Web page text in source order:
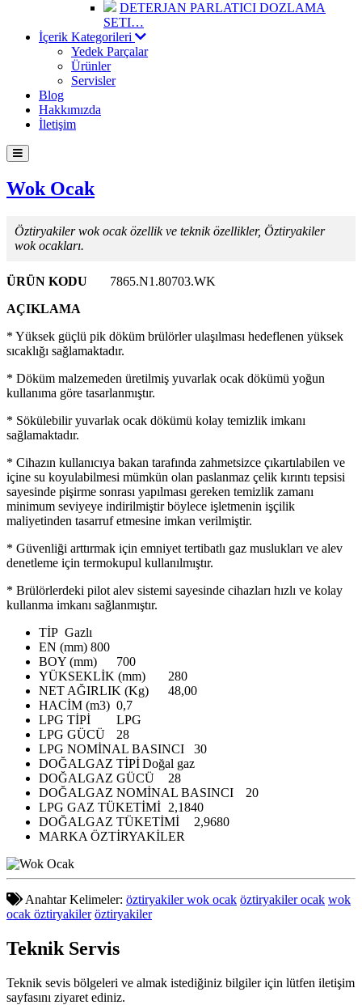
DETERJAN PARLATICI DOZLAMA
SETI…
İçerik Kategorileri
Yedek Parçalar
Ürünler
Servisler
Blog
Hakkımızda
İletişim
Wok Ocak
Öztiryakiler wok ocak özellik ve teknik özellikler, Öztiryakiler
wok ocakları.
ÜRÜN KODU
7865.N1.80703.WK
AÇIKLAMA
* Yüksek güçlü pik döküm brülörler ulaşılması hedeflenen yüksek
sıcaklığı sağlamaktadır.
* Döküm malzemeden üretilmiş yuvarlak ocak dökümü yoğun
kullanıma göre tasarlanmıştır.
* Sökülebilir yuvarlak ocak dökümü kolay temizlik imkanı
sağlamaktadır.
* Cihazın kullanıcıya bakan tarafında zahmetsizce çıkartılabilen ve
içine su koyulabilmesi mümkün olan paslanmaz çelik kırıntı tepsisi
sayesinde pişirme sonrası yapılması gereken temizlik zamanı
minimum seviyeye indirilmiştir böylece işletmenin işçilik
maliyetinden tasarruf etmesine imkan verilmiştir.
* Güvenliği arttırmak için emniyet tertibatlı gaz muslukları ve alev
denetleme için termokupul kullanılmıştır.
* Brülörlerdeki pilot alev sistemi sayesinde cihazları hızlı ve kolay
kullanma imkanı sağlanmıştır.
TİP Gazlı
EN (mm) 800
BOY (mm)
700
YÜKSEKLİK (mm)
280
NET AĞIRLIK (Kg)
48,00
HACİM (m3) 0,7
LPG TİPİ
LPG
LPG GÜCÜ
28
LPG NOMİNAL BASINCI
30
DOĞALGAZ TİPİDoğal gaz
DOĞALGAZ GÜCÜ
28
DOĞALGAZ NOMİNAL BASINCI
20
LPG GAZ TÜKETİMİ 2,1840
DOĞALGAZ TÜKETİMİ
2,9680
MARKA ÖZTİRYAKİLER
Anahtar Kelimeler: öztiryakiler wok ocak öztiryakiler ocak wok
ocak öztiryakiler öztiryakiler
Teknik Servis
Teknik sevis bölgeleri ve almak istediğiniz bilgiler için lütfen iletişim
sayfasını ziyaret ediniz.